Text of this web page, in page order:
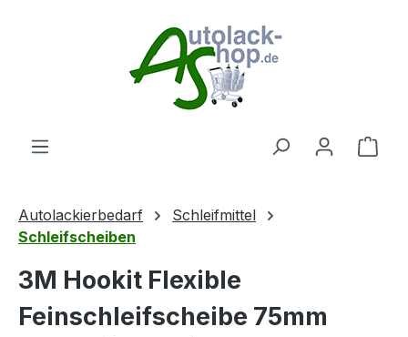
Autolackierbedarf
Schleifmittel
Schleifscheiben
3M Hookit Flexible
Feinschleifscheibe 75mm